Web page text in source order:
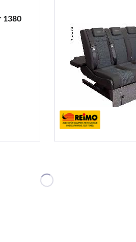
1380